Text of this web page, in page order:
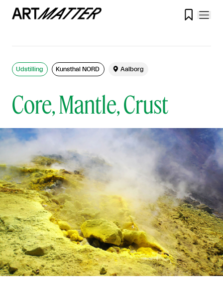

Core, Mantle, Crust
Udstilling Kunsthal NORD  Aalborg